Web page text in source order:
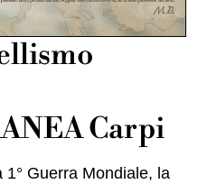
Carpi
Guerra Mondiale, la